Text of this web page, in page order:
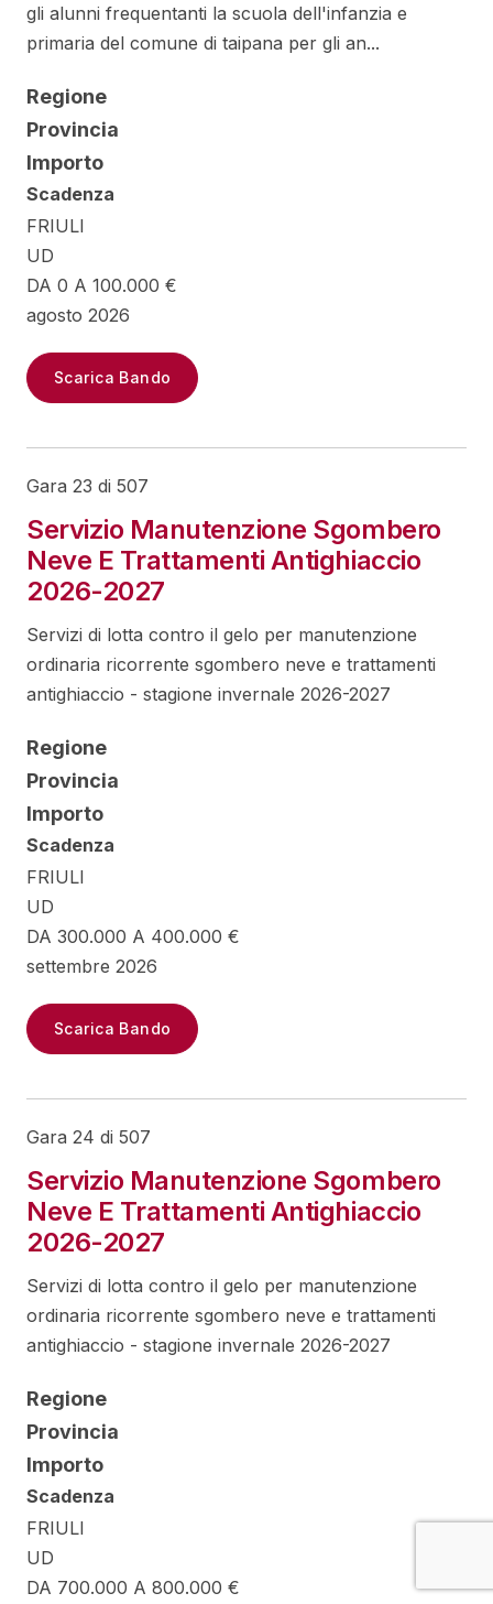
gli alunni frequentanti la scuola dell'infanzia e
primaria del comune di taipana per gli an...
Regione
Provincia
Importo
Scadenza
FRIULI
UD
DA 0 A 100.000 €
agosto 2026
Scarica Bando
Gara 23 di 507
Servizio Manutenzione Sgombero
Neve E Trattamenti Antighiaccio
2026-2027
Servizi di lotta contro il gelo per manutenzione
ordinaria ricorrente sgombero neve e trattamenti
antighiaccio - stagione invernale 2026-2027
Regione
Provincia
Importo
Scadenza
FRIULI
UD
DA 300.000 A 400.000 €
settembre 2026
Scarica Bando
Gara 24 di 507
Servizio Manutenzione Sgombero
Neve E Trattamenti Antighiaccio
2026-2027
Servizi di lotta contro il gelo per manutenzione
ordinaria ricorrente sgombero neve e trattamenti
antighiaccio - stagione invernale 2026-2027
Regione
Provincia
Importo
Scadenza
FRIULI
UD
DA 700.000 A 800.000 €